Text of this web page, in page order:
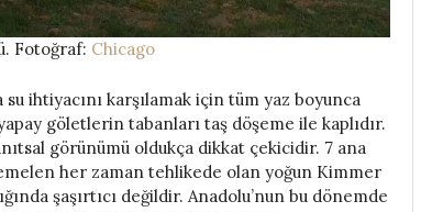
Fotoğraf: Chicago
su ihtiyacını karşılamak için tüm yaz boyunca
göletlerin tabanları taş döşeme ile kaplıdır.
görünümü oldukça dikkat çekicidir. 7 ana
her zaman tehlikede olan yoğun Kimmer
şaşırtıcı değildir. Anadolu’nun bu dönemde